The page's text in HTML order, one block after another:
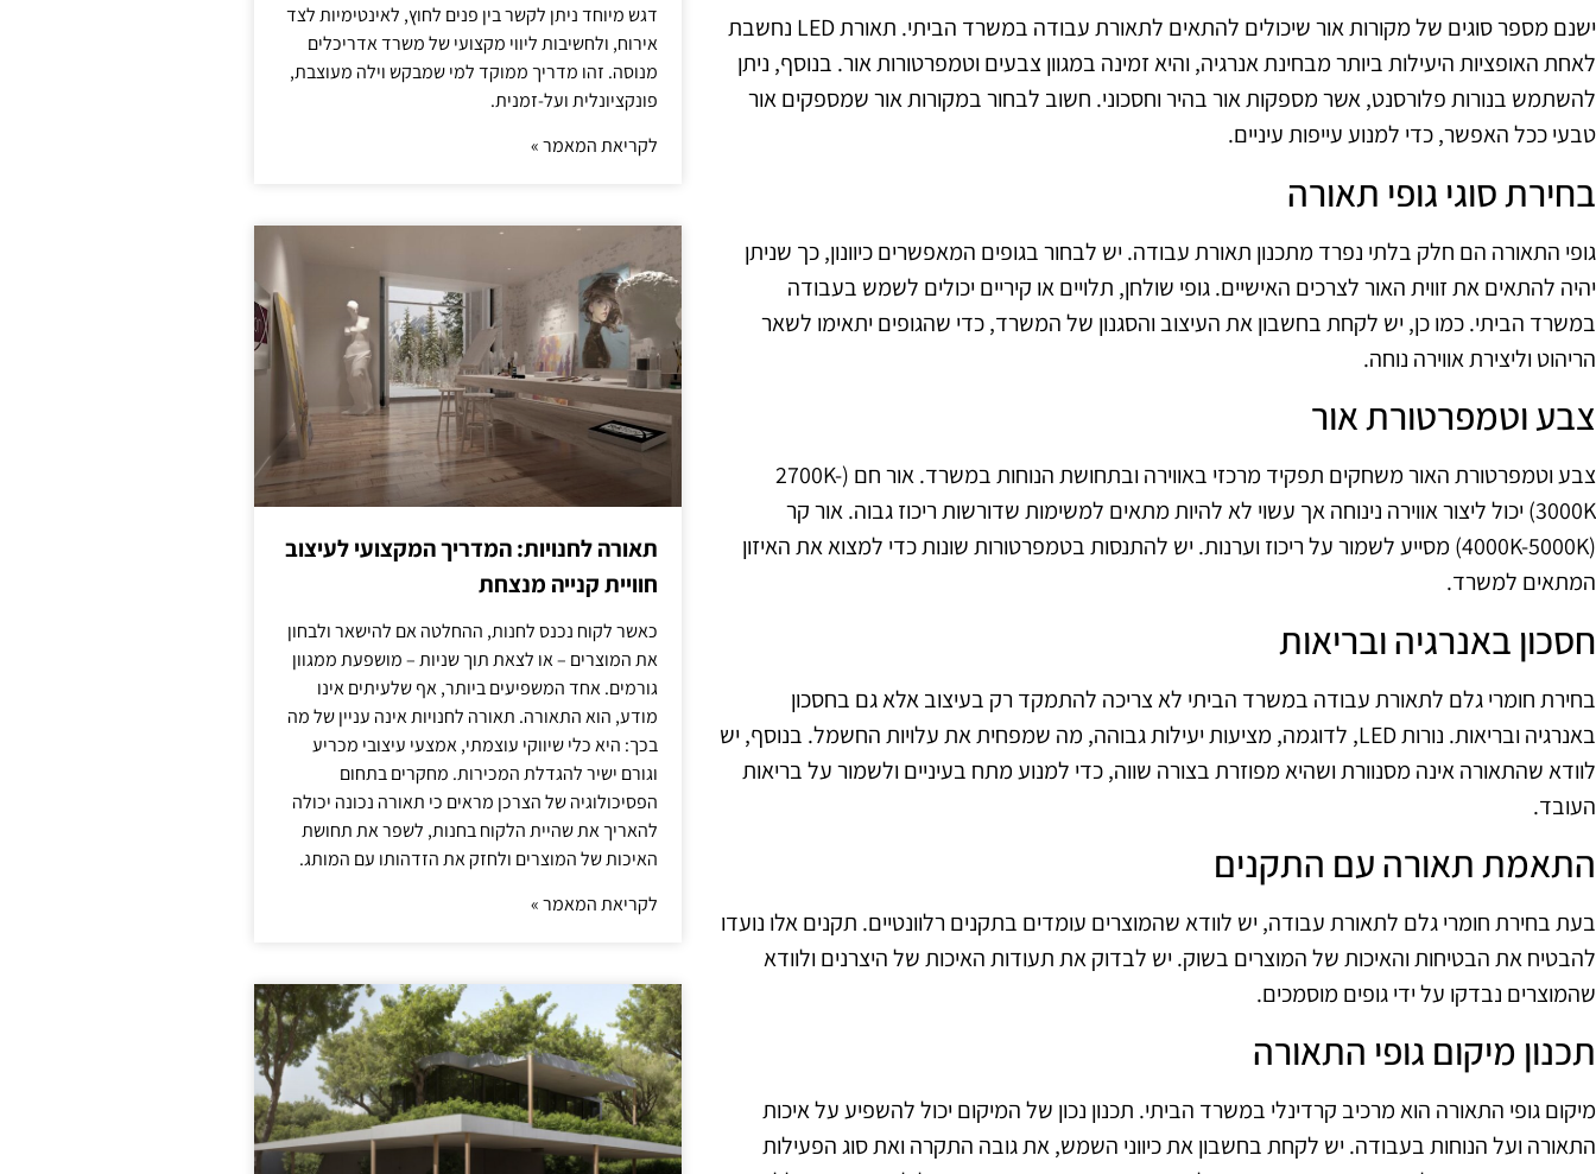
ישנם מספר סוגים של מקורות אור שיכולים להתאים לתאורת עבודה במשרד הביתי. תאורת LED נחשבת
לאחת האופציות היעילות ביותר מבחינת אנרגיה, והיא זמינה במגוון צבעים וטמפרטורות אור. בנוסף, ניתן
להשתמש בנורות פלורסנט, אשר מספקות אור בהיר וחסכוני. חשוב לבחור במקורות אור שמספקים אור
טבעי ככל האפשר, כדי למנוע עייפות עיניים.
בחירת סוגי גופי תאורה
גופי התאורה הם חלק בלתי נפרד מתכנון תאורת עבודה. יש לבחור בגופים המאפשרים כיוונון, כך שניתן
יהיה להתאים את זווית האור לצרכים האישיים. גופי שולחן, תלויים או קיריים יכולים לשמש בעבודה
במשרד הביתי. כמו כן, יש לקחת בחשבון את העיצוב והסגנון של המשרד, כדי שהגופים יתאימו לשאר
הריהוט וליצירת אווירה נוחה.
צבע וטמפרטורת אור
צבע וטמפרטורת האור משחקים תפקיד מרכזי באווירה ובתחושת הנוחות במשרד. אור חם (2700K-
3000K) יכול ליצור אווירה נינוחה אך עשוי לא להיות מתאים למשימות שדורשות ריכוז גבוה. אור קר
(4000K-5000K) מסייע לשמור על ריכוז וערנות. יש להתנסות בטמפרטורות שונות כדי למצוא את האיזון
המתאים למשרד.
חסכון באנרגיה ובריאות
בחירת חומרי גלם לתאורת עבודה במשרד הביתי לא צריכה להתמקד רק בעיצוב אלא גם בחסכון
באנרגיה ובריאות. נורות LED, לדוגמה, מציעות יעילות גבוהה, מה שמפחית את עלויות החשמל. בנוסף, יש
לוודא שהתאורה אינה מסנוורת ושהיא מפוזרת בצורה שווה, כדי למנוע מתח בעיניים ולשמור על בריאות
העובד.
התאמת תאורה עם התקנים
בעת בחירת חומרי גלם לתאורת עבודה, יש לוודא שהמוצרים עומדים בתקנים רלוונטיים. תקנים אלו נועדו
להבטיח את הבטיחות והאיכות של המוצרים בשוק. יש לבדוק את תעודות האיכות של היצרנים ולוודא
שהמוצרים נבדקו על ידי גופים מוסמכים.
תכנון מיקום גופי התאורה
מיקום גופי התאורה הוא מרכיב קרדינלי במשרד הביתי. תכנון נכון של המיקום יכול להשפיע על איכות
התאורה ועל הנוחות בעבודה. יש לקחת בחשבון את כיווני השמש, את גובה התקרה ואת סוג הפעילות
דגש מיוחד ניתן לקשר בין פנים לחוץ, לאינטימיות לצד
אירוח, ולחשיבות ליווי מקצועי של משרד אדריכלים
מנוסה. זהו מדריך ממוקד למי שמבקש וילה מעוצבת,
פונקציונלית ועל-זמנית.
לקריאת המאמר »
תאורה לחנויות: המדריך המקצועי לעיצוב
חוויית קנייה מנצחת
כאשר לקוח נכנס לחנות, ההחלטה אם להישאר ולבחון
את המוצרים – או לצאת תוך שניות – מושפעת ממגוון
גורמים. אחד המשפיעים ביותר, אף שלעיתים אינו
מודע, הוא התאורה. תאורה לחנויות אינה עניין של מה
בכך: היא כלי שיווקי עוצמתי, אמצעי עיצובי מכריע
וגורם ישיר להגדלת המכירות. מחקרים בתחום
הפסיכולוגיה של הצרכן מראים כי תאורה נכונה יכולה
להאריך את שהיית הלקוח בחנות, לשפר את תחושת
האיכות של המוצרים ולחזק את הזדהותו עם המותג.
לקריאת המאמר »